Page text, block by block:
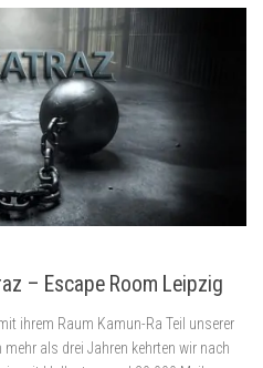
– Escape Room Leipzig
ihrem Raum Kamun-Ra Teil unserer
als drei Jahren kehrten wir nach